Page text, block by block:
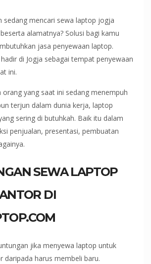
sedang mencari sewa laptop jogja
alamatnya? Solusi bagi kamu
jasa penyewaan laptop.
di Jogja sebagai tempat penyewaan
ini.
orang yang saat ini sedang menempuh
terjun dalam dunia kerja, laptop
sering di butuhkah. Baik itu dalam
penjualan, presentasi, pembuatan
SEWA LAPTOP
DI
jika menyewa laptop untuk
daripada harus membeli baru.